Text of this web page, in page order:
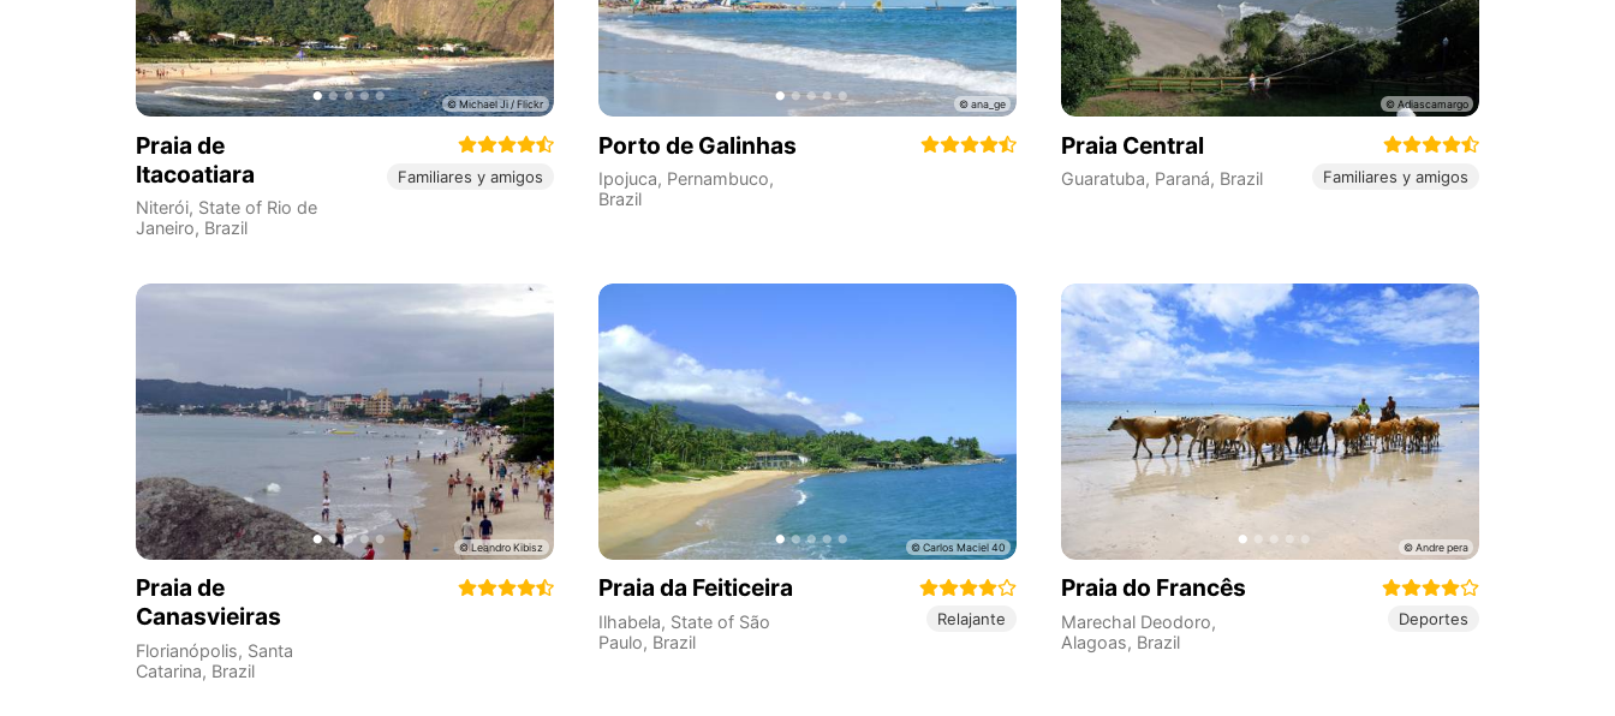
Praia de
Itacoatiara
Niterói, State of Rio de
Janeiro, Brazil
Familiares y amigos
Porto de Galinhas
Ipojuca, Pernambuco,
Brazil
Praia Central
Guaratuba, Paraná, Brazil Familiares y amigos
Praia de
Canasvieiras
Florianópolis, Santa
Catarina, Brazil
Praia da Feiticeira
Ilhabela, State of São
Paulo, Brazil
Relajante
Praia do Francês
Marechal Deodoro,
Alagoas, Brazil
Deportes